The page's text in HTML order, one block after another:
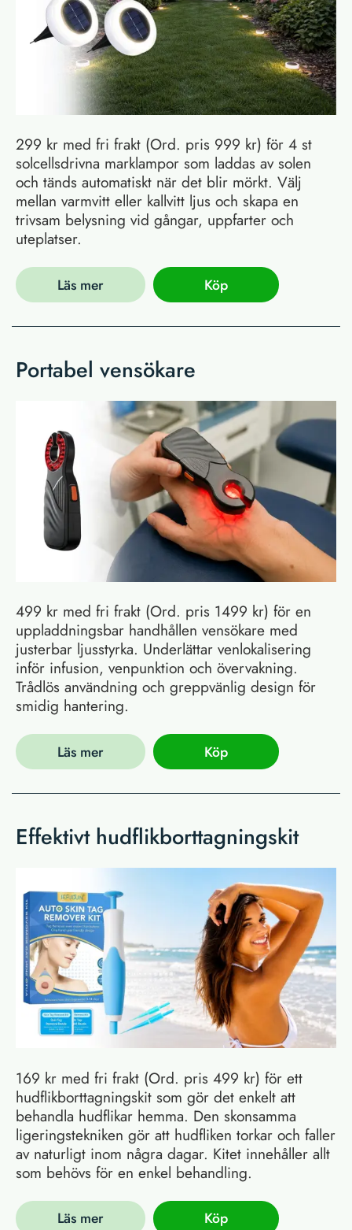
299 kr med fri frakt (Ord. pris 999 kr) för 4 st
solcellsdrivna marklampor som laddas av solen
och tänds automatiskt när det blir mörkt. Välj
mellan varmvitt eller kallvitt ljus och skapa en
trivsam belysning vid gångar, uppfarter och
uteplatser.
Läs mer Köp
Portabel vensökare
499 kr med fri frakt (Ord. pris 1499 kr) för en
uppladdningsbar handhållen vensökare med
justerbar ljusstyrka. Underlättar venlokalisering
inför infusion, venpunktion och övervakning.
Trådlös användning och greppvänlig design för
smidig hantering.
Läs mer Köp
Effektivt hudflikborttagningskit
169 kr med fri frakt (Ord. pris 499 kr) för ett
hudflikborttagningskit som gör det enkelt att
behandla hudflikar hemma. Den skonsamma
ligeringstekniken gör att hudfliken torkar och faller
av naturligt inom några dagar. Kitet innehåller allt
som behövs för en enkel behandling.
Läs mer Köp